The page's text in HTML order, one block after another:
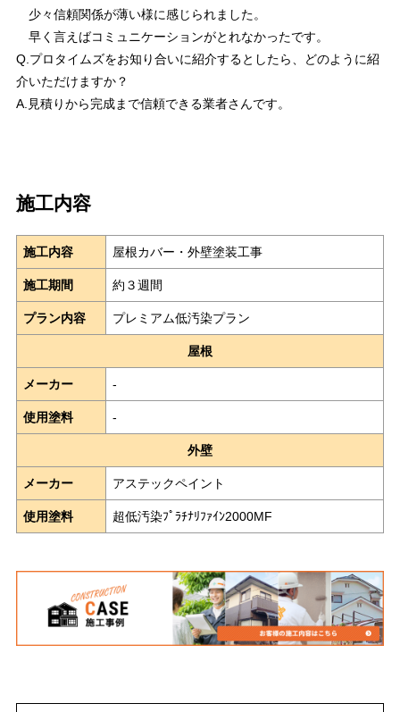
少々信頼関係が薄い様に感じられました。
早く言えばコミュニケーションがとれなかったです。
Q.プロタイムズをお知り合いに紹介するとしたら、どのように紹
介いただけますか？
A.見積りから完成まで信頼できる業者さんです。
施工内容
施工内容 屋根カバー・外壁塗装工事
施工期間 約３週間
プラン内容 プレミアム低汚染プラン
屋根
メーカー -
使用塗料 -
外壁
メーカー アステックペイント
使用塗料 超低汚染ﾌﾟﾗﾁﾅﾘﾌｧｲﾝ2000MF